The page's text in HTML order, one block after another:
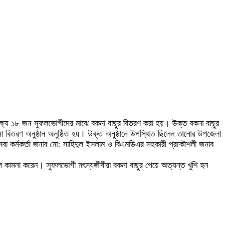
১৮ জন সুফলভোগীদের মাঝে বকনা বাছুর বিতরণ করা হয়। উক্ত বকনা বাছুর
অনুষ্ঠান অনুষ্ঠিত হয়। উক্ত অনুষ্ঠানে উপস্থিত ছিলেন তানোর উপজেলা
কর্মকর্তা জনাব মো: সাহিদুল ইসলাম ও বিএমডিএর সহকারী প্রকৌশলী জনাব
কামনা করেন। সুফলভোগী মৎস্যজীবীরা বকনা বাছুর পেয়ে অত্যন্ত খুশি হন